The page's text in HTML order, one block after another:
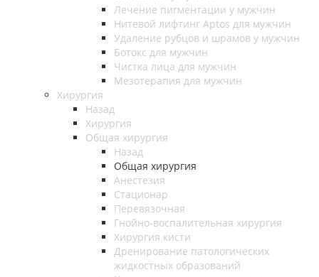
Лечение пигментации у мужчин
Нитевой лифтинг Aptos для мужчин
Удаление рубцов и шрамов у мужчин
Ботокс для мужчин
Чистка лица для мужчин
Мезотерапия для мужчин
Хирургия
Назад
Хирургия
Общая хирургия
Назад
Общая хирургия
Анестезия
Стационар
Перевязочная
Гнойно-воспалительная хирургия
Хирургия кисти
Дренирование патологических
жидкостных образований